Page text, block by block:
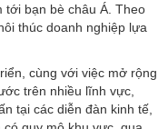
tới bạn bè châu Á. Theo
thúc doanh nghiệp lựa
cùng với việc mở rộng
trên nhiều lĩnh vực,
tại các diễn đàn kinh tế,